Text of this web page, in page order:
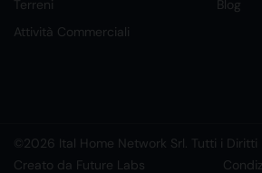
Terreni
Attività Commerciali
Blog
©2026 Ital Home Network Srl. Tutti i Diritti
Creato da Future Labs